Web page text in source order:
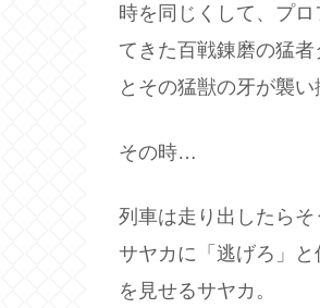
時を同じくして、プ
てきた百戦錬磨の猛
とその猛獣の牙が襲い
その時…
列車は走り出したら
サヤカに「逃げろ」
を見せるサヤカ。